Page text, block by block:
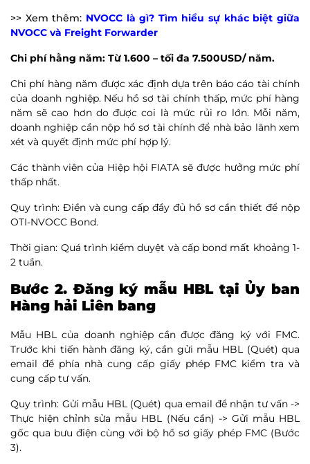
>> Xem thêm: NVOCC là gì? Tìm hiểu sự khác biệt giữa
NVOCC và Freight Forwarder
Chi phí hằng năm: Từ 1.600 – tối đa 7.500USD/ năm.
Chi phí hàng năm được xác định dựa trên báo cáo tài chính
của doanh nghiệp. Nếu hồ sơ tài chính thấp, mức phí hàng
năm sẽ cao hơn do được coi là mức rủi ro lớn. Mỗi năm,
doanh nghiệp cần nộp hồ sơ tài chính để nhà bảo lãnh xem
xét và quyết định mức phí hợp lý.
Các thành viên của Hiệp hội FIATA sẽ được hưởng mức phí
thấp nhất.
Quy trình: Điền và cung cấp đầy đủ hồ sơ cần thiết để nộp
OTI-NVOCC Bond.
Thời gian: Quá trình kiểm duyệt và cấp bond mất khoảng 1-
2 tuần.
Bước 2. Đăng ký mẫu HBL tại Ủy ban
Hàng hải Liên bang
Mẫu HBL của doanh nghiệp cần được đăng ký với FMC.
Trước khi tiến hành đăng ký, cần gửi mẫu HBL (Quét) qua
email để phía nhà cung cấp giấy phép FMC kiểm tra và
cung cấp tư vấn.
Quy trình: Gửi mẫu HBL (Quét) qua email để nhận tư vấn ->
Thực hiện chỉnh sửa mẫu HBL (Nếu cần) -> Gửi mẫu HBL
gốc qua bưu điện cùng với bộ hồ sơ giấy phép FMC (Bước
3).